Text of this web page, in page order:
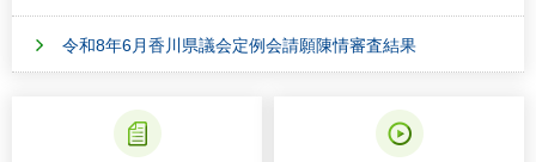
令和8年6月香川県議会定例会請願陳情審査結果